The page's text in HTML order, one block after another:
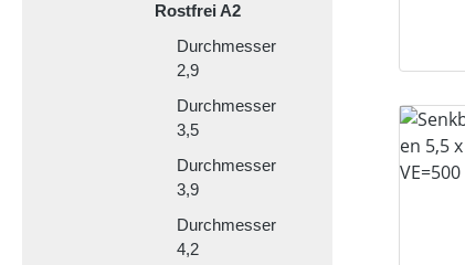
Rostfrei A2
Durchmesser
2,9
Durchmesser
3,5
Durchmesser
3,9
Durchmesser
4,2